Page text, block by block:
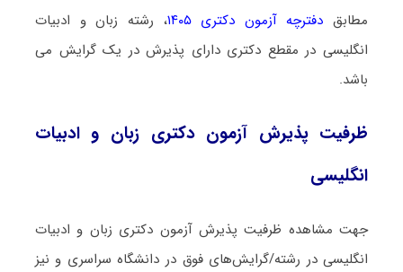
مطابق دفترچه آزمون دکتری ۱۴۰۵
، رشته زبان و ادبیات
انگلیسی در مقطع دکتری دارای پذیرش در یک گرایش می
باشد.
ظرفیت پذیرش آزمون دکتری زبان و ادبیات
انگلیسی
جهت مشاهده ظرفیت پذیرش آزمون دکتری زبان و ادبیات
انگلیسی در رشته/گرایش‌های فوق در دانشگاه سراسری و نیز